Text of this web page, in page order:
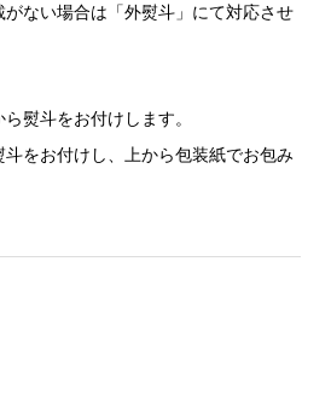
がない場合は「外熨斗」にて対応させ
熨斗をお付けします。
をお付けし、上から包装紙でお包み